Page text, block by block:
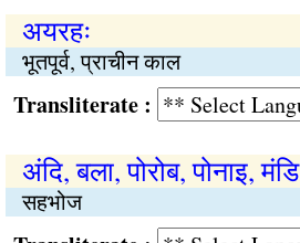
अयरहः
भूतपूर्व, प्राचीन काल
:
अंदि, बला, पोरोब, पोनाइ, मंडि
सहभोज